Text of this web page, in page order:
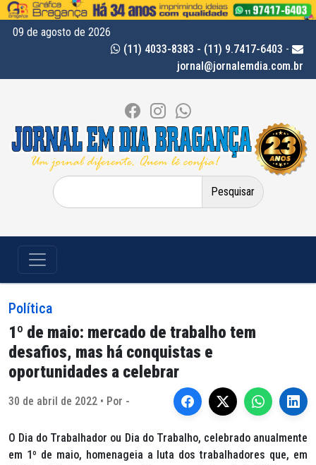
09 de agosto de 2026
(11) 4033-8383 - (11) 9.7417-6403 -
jornal@jornalemdia.com.br
Pesquisar
por:
Política
1º de maio: mercado de trabalho tem
desafios, mas há conquistas e
oportunidades a celebrar
30 de abril de 2022 • Por -
O Dia do Trabalhador ou Dia do Trabalho, celebrado anualmente
em 1º de maio, homenageia a luta dos trabalhadores que, em